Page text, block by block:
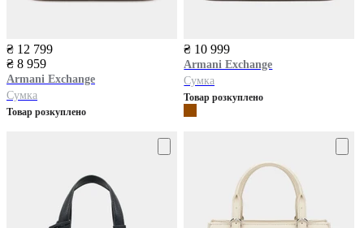
₴ 12 799
₴ 8 959
Armani Exchange
Сумка
Товар розкуплено
₴ 10 999
Armani Exchange
Сумка
Товар розкуплено